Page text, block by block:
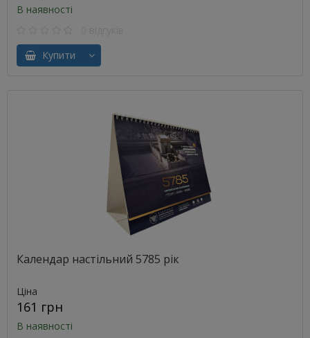
В наявності
Купити
Календар настільний 5785 рік
Ціна
161 грн
В наявності